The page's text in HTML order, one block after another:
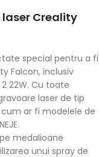
Creality
special pentru a fi
Falcon, inclusiv
22W. Cu toate
laser de tip
ar fi modelele de
medalioane
unui spray de